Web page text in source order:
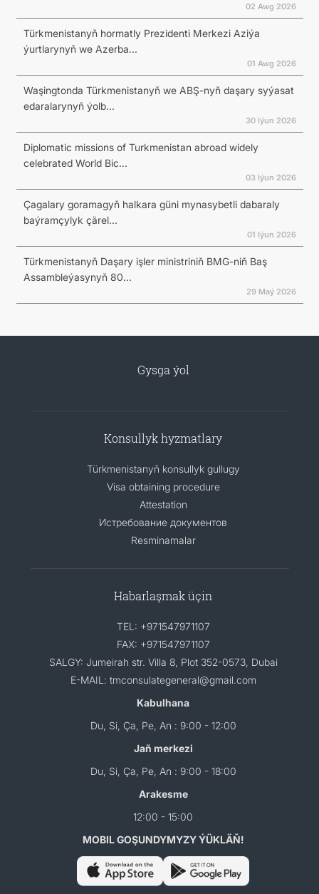
02 Awg 2026
Türkmenistanyň hormatly Prezidenti Merkezi Aziýa
ýurtlarynyň we Azerba...
01 Awg 2026
Waşingtonda Türkmenistanyň we ABŞ-nyň daşary syýasat
edaralarynyň ýolb...
30 Iýun 2026
Diplomatic missions of Turkmenistan abroad widely
celebrated World Bic...
03 Iýun 2026
Çagalary goramagyň halkara güni mynasybetli dabaraly
baýramçylyk çärel...
01 Iýun 2026
Türkmenistanyň Daşary işler ministriniň BMG-niň Baş
Assambleýasynyň 80...
29 Maý 2026
Gysga ýol
Konsullyk hyzmatlary
Türkmenistanyň konsullyk gullugy
Visa obtaining procedure
Attestation
Истребование документов
Resminamalar
Habarlaşmak üçin
TEL: +971547971107
FAX: +971547971107
SALGY: Jumeirah str. Villa 8, Plot 352-0573, Dubai
E-MAIL: tmconsulategeneral@gmail.com
Kabulhana
Du, Si, Ça, Pe, An : 9:00 - 12:00
Jaň merkezi
Du, Si, Ça, Pe, An : 9:00 - 18:00
Arakesme
12:00 - 15:00
MOBIL GOŞUNDYMYZY ÝÜKLÄŇ!